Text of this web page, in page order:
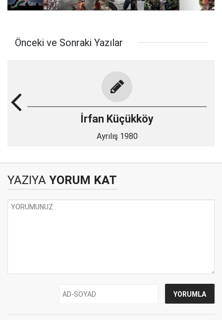
Önceki ve Sonraki Yazılar
İrfan Küçükköy
Ayrılış 1980
YAZIYA YORUM KAT